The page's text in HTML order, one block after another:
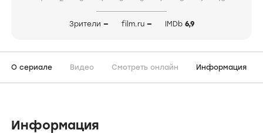
Зрители — film.ru — IMDb 6,9
О сериале Видео Смотреть онлайн Информация
Информация